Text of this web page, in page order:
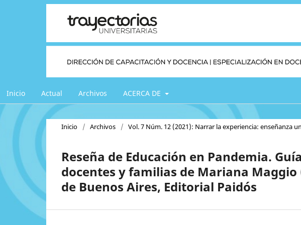
Inicio Actual Archivos ACERCA DE
Inicio / Archivos / Vol. 7 Núm. 12 (2021): Narrar la experiencia: enseñanza
Reseña de Educación en Pandemia.
docentes y familias de Mariana Maggio
de Buenos Aires, Editorial Paidós